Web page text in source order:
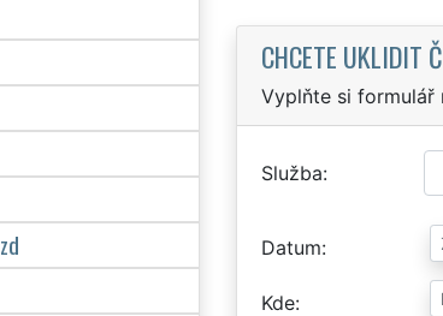
CHCETE UKLIDIT
Vyplňte si formulář
Služba
Datum
Kde